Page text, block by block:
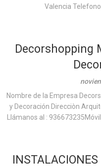
Valencia Telefono
Decorshopping
Nombre de la Empresa
y Decoración Direcciòn
Llámanos al :
INSTALACIONES